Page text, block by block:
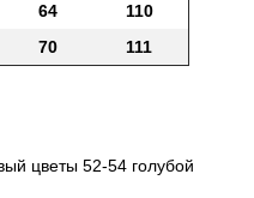
64
110
70 111
цветы 52-54 голубой